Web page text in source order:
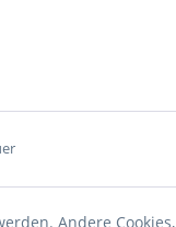
Andere Cookies,